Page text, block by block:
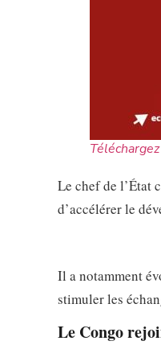
Téléchargez
Le chef de l’État
d’accélérer le
Il a notamment
stimuler les
Le Congo